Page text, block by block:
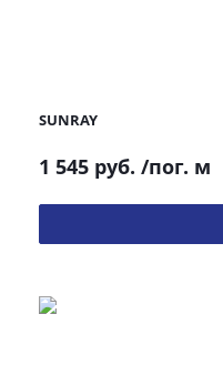
SUNRAY
1 545 руб. /пог. м